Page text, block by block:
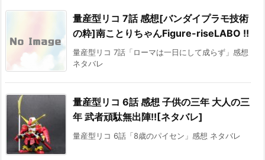
量産型リコ 7話 感想[バンダイプラモ技術
の粋]南ことりちゃんFigure-riseLABO !!
量産型リコ 7話「ローマは一日にして成らず」感想
ネタバレ
量産型リコ 6話 感想 子供の三年 大人の三
年 武者頑駄無出陣!![ネタバレ]
量産型リコ 6話「8歳のパイセン」感想 ネタバレ